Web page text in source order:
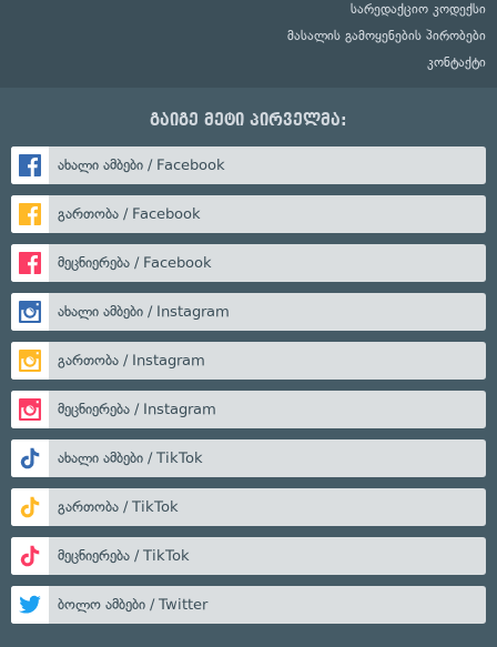
სარედაქციო კოდექსი
მასალის გამოყენების პირობები
კონტაქტი
გაიგე მეტი პირველმა:
ახალი ამბები / Facebook
გართობა / Facebook
მეცნიერება / Facebook
ახალი ამბები / Instagram
გართობა / Instagram
მეცნიერება / Instagram
ახალი ამბები / TikTok
გართობა / TikTok
მეცნიერება / TikTok
ბოლო ამბები / Twitter